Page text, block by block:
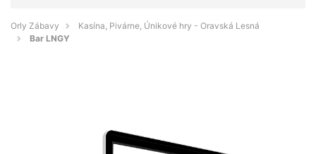
Orly Zábavy
Kasína, Pivárne, Únikové hry - Oravská Lesná
Bar LNGY